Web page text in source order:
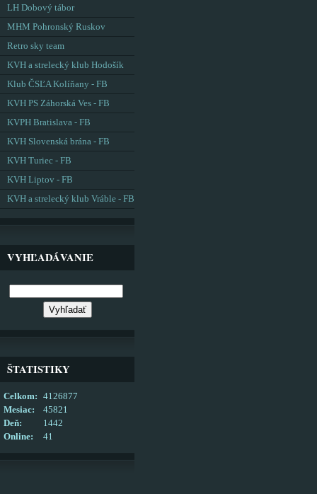
LH Dobový tábor
MHM Pohronský Ruskov
Retro sky team
KVH a strelecký klub Hodošík
Klub ČSĽA Kolíňany - FB
KVH PS Záhorská Ves - FB
KVPH Bratislava - FB
KVH Slovenská brána - FB
KVH Turiec - FB
KVH Liptov - FB
KVH a strelecký klub Vráble - FB
VYHĽADÁVANIE
ŠTATISTIKY
Online: 41
Celkom:
4126877
Mesiac:
45821
Deň:
1442